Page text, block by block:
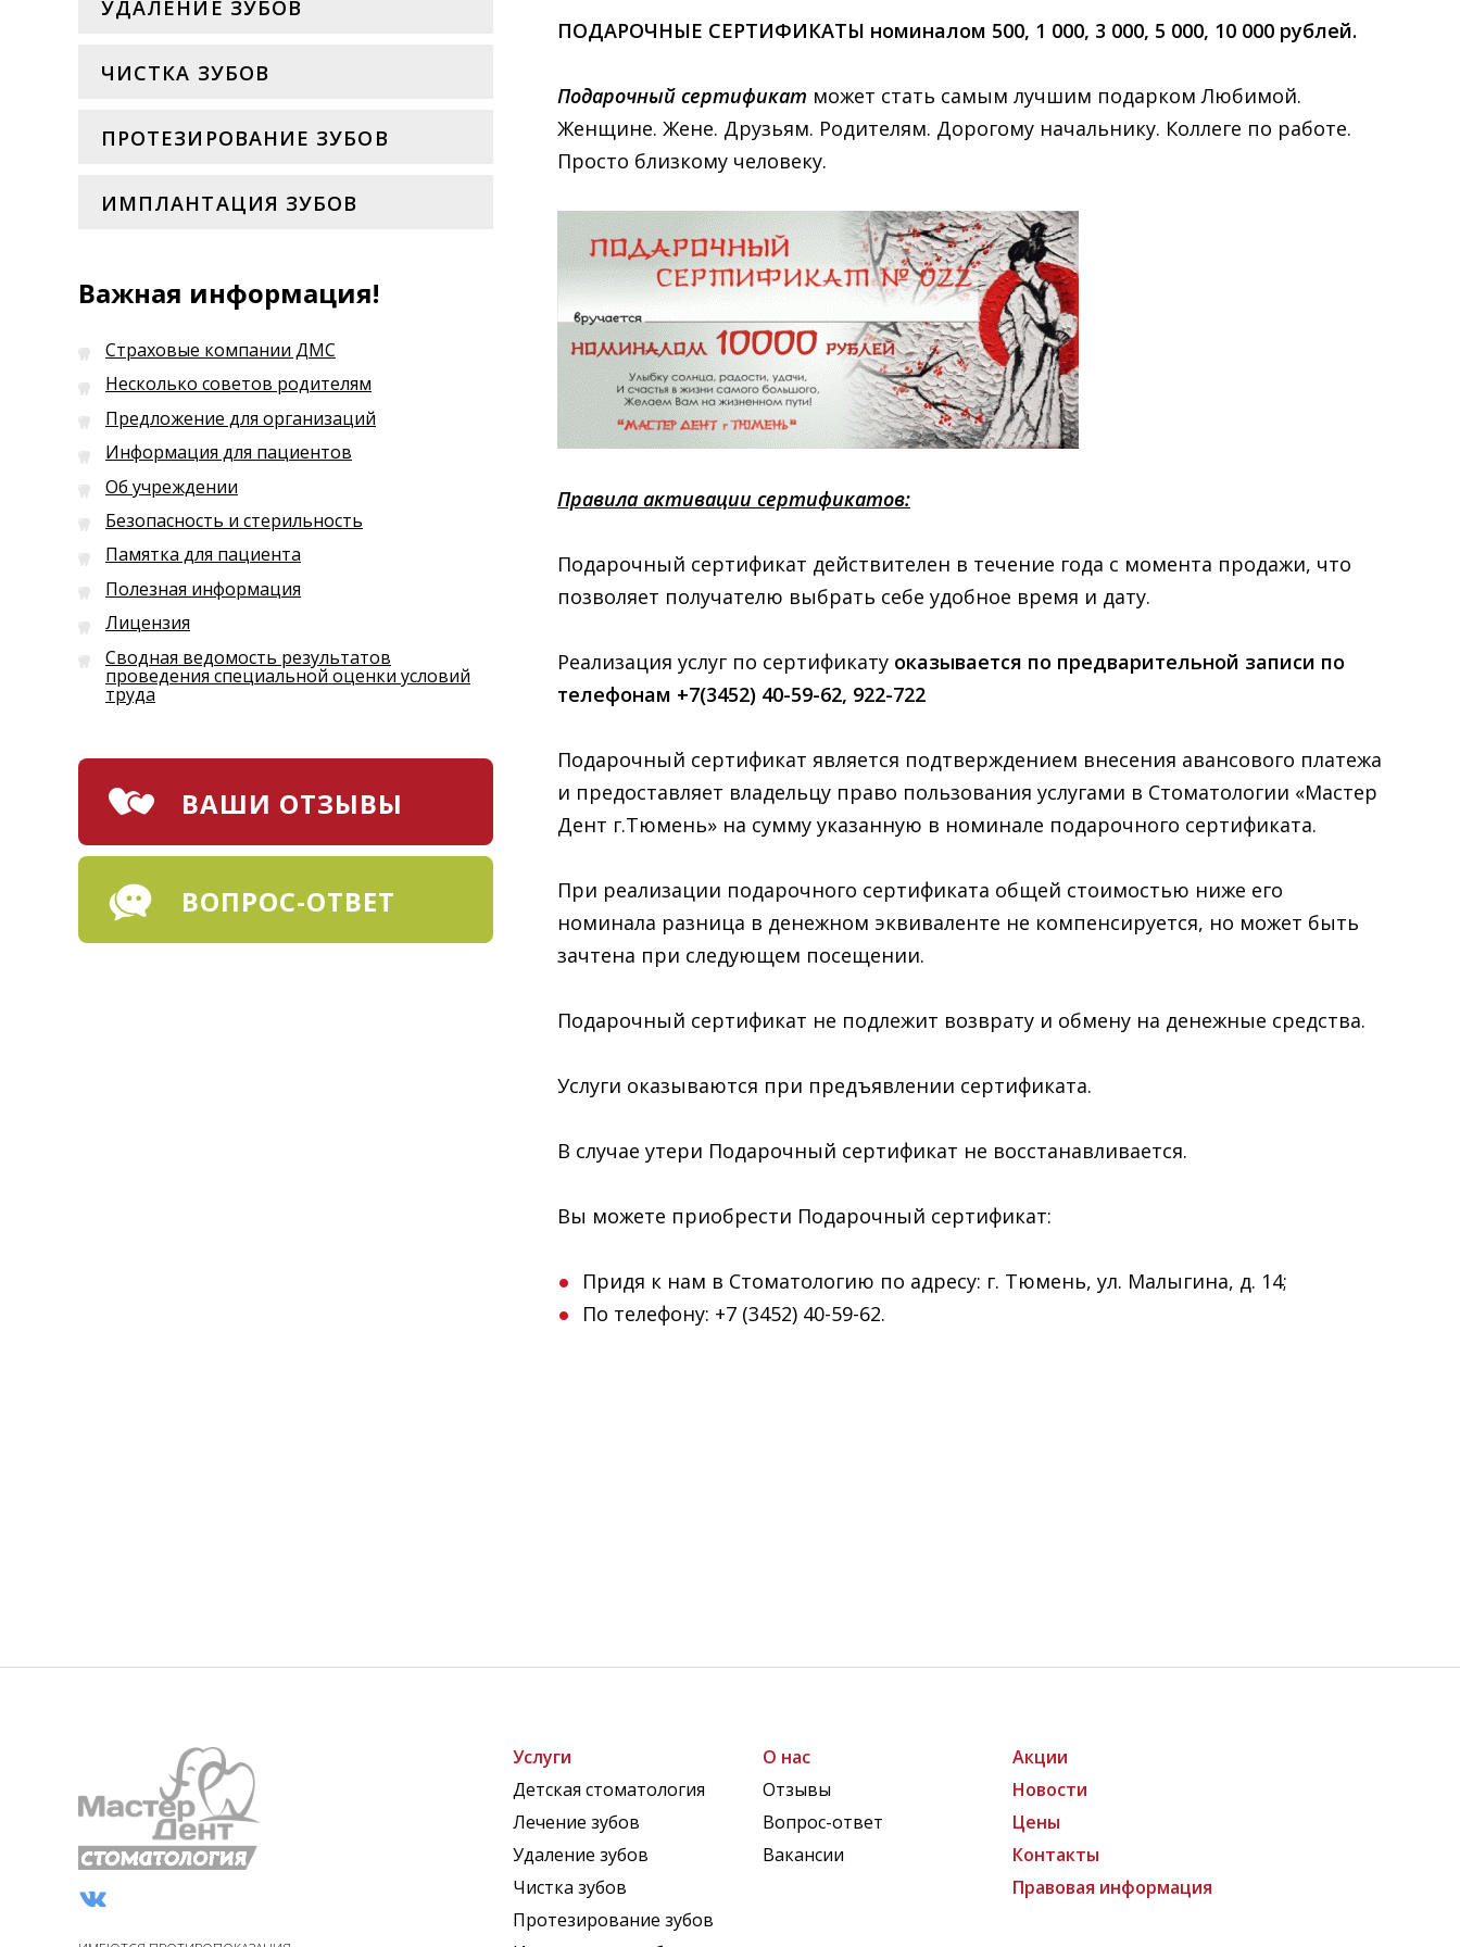
ПОДАРОЧНЫЕ СЕРТИФИКАТЫ номиналом 500, 1 000, 3 000, 5 000, 10 000 рублей.
Подарочный сертификат может стать самым лучшим подарком Любимой.
Женщине. Жене. Друзьям. Родителям. Дорогому начальнику. Коллеге по работе.
Просто близкому человеку.
Правила активации сертификатов:
Подарочный сертификат действителен в течение года с момента продажи, что
позволяет получателю выбрать себе удобное время и дату.
Реализация услуг по сертификату оказывается по предварительной записи по
телефонам +7(3452) 40-59-62, 922-722
Подарочный сертификат является подтверждением внесения авансового платежа
и предоставляет владельцу право пользования услугами в Стоматологии «Мастер
Дент г.Тюмень» на сумму указанную в номинале подарочного сертификата.
При реализации подарочного сертификата общей стоимостью ниже его
номинала разница в денежном эквиваленте не компенсируется, но может быть
зачтена при следующем посещении.
Подарочный сертификат не подлежит возврату и обмену на денежные средства.
Услуги оказываются при предъявлении сертификата.
В случае утери Подарочный сертификат не восстанавливается.
Вы можете приобрести Подарочный сертификат:
Придя к нам в Стоматологию по адресу: г. Тюмень, ул. Малыгина, д. 14;
По телефону: +7 (3452) 40-59-62.
УДАЛЕНИЕ ЗУБОВ
ЧИСТКА ЗУБОВ
ПРОТЕЗИРОВАНИЕ ЗУБОВ
ИМПЛАНТАЦИЯ ЗУБОВ
Важная информация!
Страховые компании ДМС
Несколько советов родителям
Предложение для организаций
Информация для пациентов
Об учреждении
Безопасность и стерильность
Памятка для пациента
Полезная информация
Лицензия
Сводная ведомость результатов
проведения специальной оценки условий
труда
ВАШИ ОТЗЫВЫ
ВОПРОС-ОТВЕТ
Услуги
Детская стоматология
Лечение зубов
Удаление зубов
Чистка зубов
Протезирование зубов
О нас
Отзывы
Вопрос-ответ
Вакансии
Акции
Новости
Цены
Контакты
Правовая информация